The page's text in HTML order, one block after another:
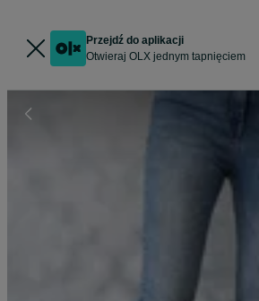
Przejdź do aplikacji
Otwieraj OLX jednym tapnięciem